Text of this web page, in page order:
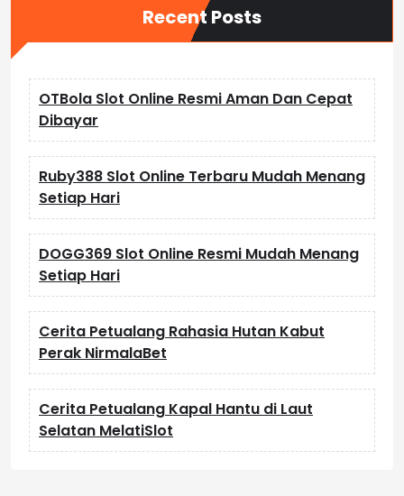
Recent Posts
OTBola Slot Online Resmi Aman Dan Cepat
Dibayar
Ruby388 Slot Online Terbaru Mudah Menang
Setiap Hari
DOGG369 Slot Online Resmi Mudah Menang
Setiap Hari
Cerita Petualang Rahasia Hutan Kabut
Perak NirmalaBet
Cerita Petualang Kapal Hantu di Laut
Selatan MelatiSlot